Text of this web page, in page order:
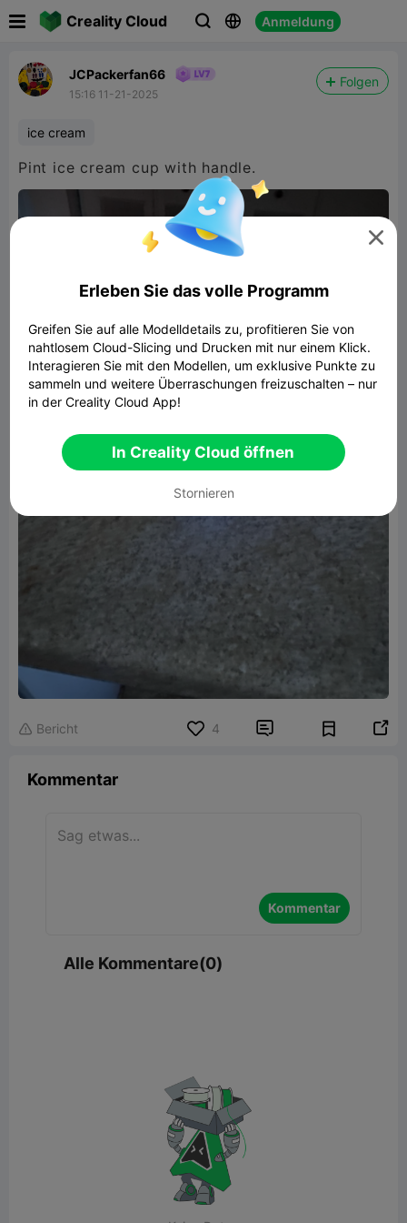
Creality Cloud   Anmeldung
JCPackerfan66
15:16 11-21-2025
Folgen
ice cream
Pint ice cream cup with handle.
 Bericht 4  
Kommentar
Kommentar
Alle Kommentare(0)

Erleben Sie das volle Programm
Greifen Sie auf alle Modelldetails zu, profitieren Sie von
nahtlosem Cloud-Slicing und Drucken mit nur einem Klick.
Interagieren Sie mit den Modellen, um exklusive Punkte zu
sammeln und weitere Überraschungen freizuschalten – nur
in der Creality Cloud App!
In Creality Cloud öffnen
Stornieren